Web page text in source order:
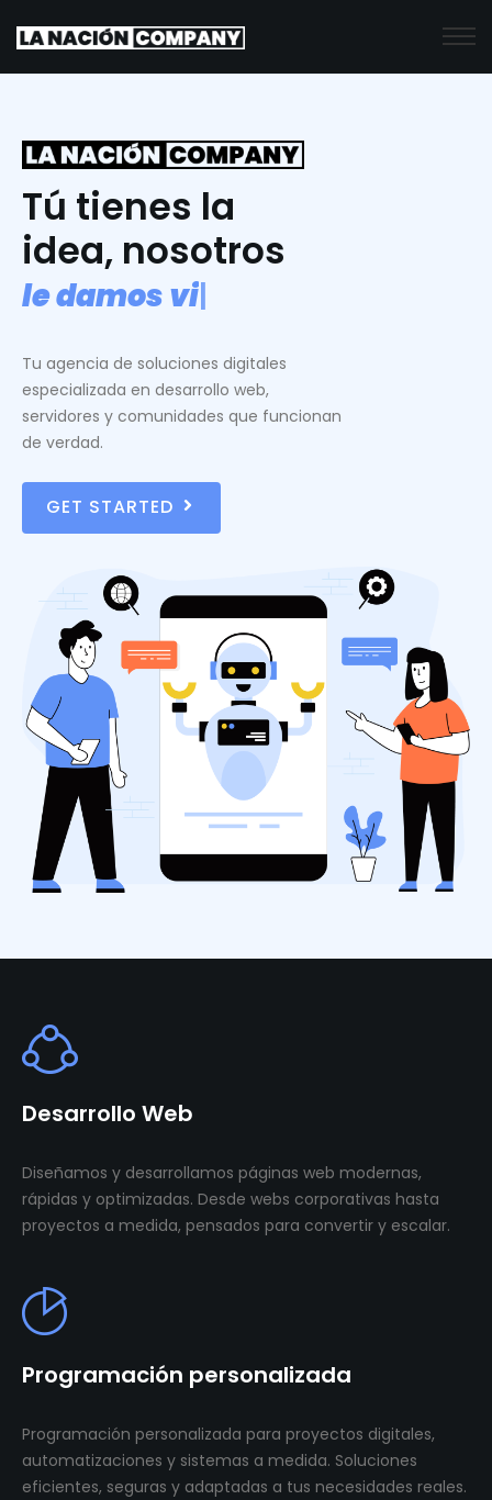
Tú tienes la
idea, nosotros
ledamosvid
Tu agencia de soluciones digitales
especializada en desarrollo web,
servidores y comunidades que funcionan
de verdad.
GET STARTED
Desarrollo Web
Diseñamos y desarrollamos páginas web modernas,
rápidas y optimizadas. Desde webs corporativas hasta
proyectos a medida, pensados para convertir y escalar.
Programación personalizada
Programación personalizada para proyectos digitales,
automatizaciones y sistemas a medida. Soluciones
eficientes, seguras y adaptadas a tus necesidades reales.